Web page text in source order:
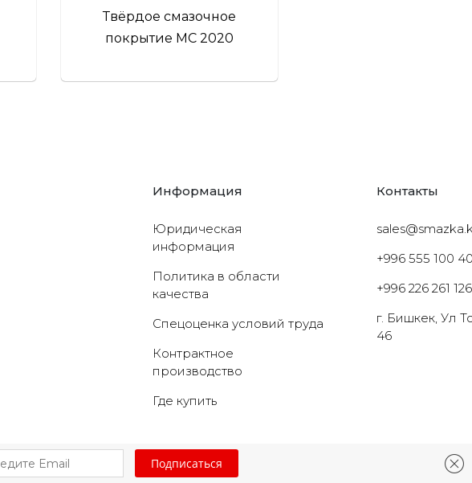
Твёрдое смазочное
покрытие МС 2020
Информация
Юридическая
информация
Политика в области
качества
Cпецоценка условий труда
Контрактное
производство
Где купить
Контакты
+996 555 100
+996 226 261 126
г. Бишкек, Ул
46